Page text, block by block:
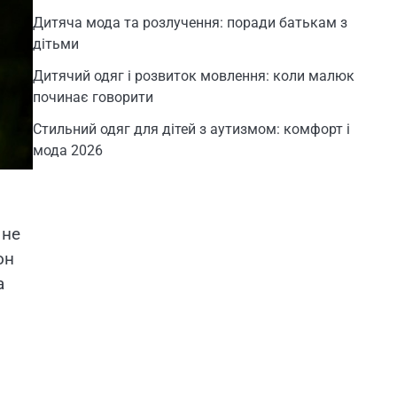
Дитяча мода та розлучення: поради батькам з
дітьми
Дитячий одяг і розвиток мовлення: коли малюк
починає говорити
Стильний одяг для дітей з аутизмом: комфорт і
мода 2026